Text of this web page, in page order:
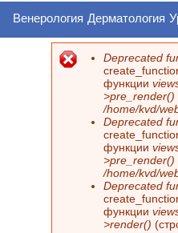
Венерология Дерматология
Сообщение
Deprecated
функции
>pre_render()
/home/kvd/
Deprecated
функции
>pre_render()
/home/kvd/
Deprecated
функции
>render()